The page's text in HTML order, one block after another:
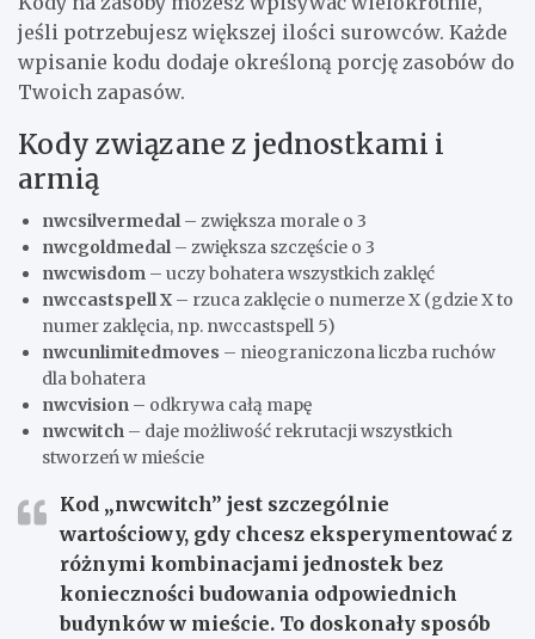
jeśli potrzebujesz większej ilości surowców. Każde
wpisanie kodu dodaje określoną porcję zasobów do
Twoich zapasów.
Kody związane z jednostkami i
armią
nwcsilvermedal– zwiększa morale o 3
nwcgoldmedal– zwiększa szczęście o 3
nwcwisdom – uczy bohatera wszystkich zaklęć
nwccastspell X – rzuca zaklęcie o numerze X (gdzie X to
numer zaklęcia, np. nwccastspell 5)
nwcunlimitedmoves – nieograniczona liczba ruchów
dla bohatera
nwcvision – odkrywa całą mapę
nwcwitch – daje możliwość rekrutacji wszystkich
stworzeń w mieście
Kod „nwcwitch” jest szczególnie
wartościowy, gdy chcesz eksperymentować z
różnymi kombinacjami jednostek bez
konieczności budowania odpowiednich
budynków w mieście. To doskonały sposób